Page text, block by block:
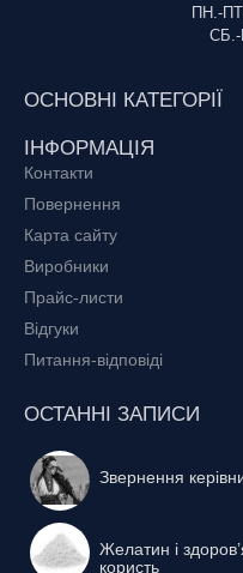
ПН.-
СБ.-
ОСНОВНІ КАТЕГОРІЇ
ІНФОРМАЦІЯ
Контакти
Повернення
Карта сайту
Виробники
Прайс-листи
Відгуки
Питання-відповіді
ОСТАННІ ЗАПИСИ
Звернення
Желатин і
користь